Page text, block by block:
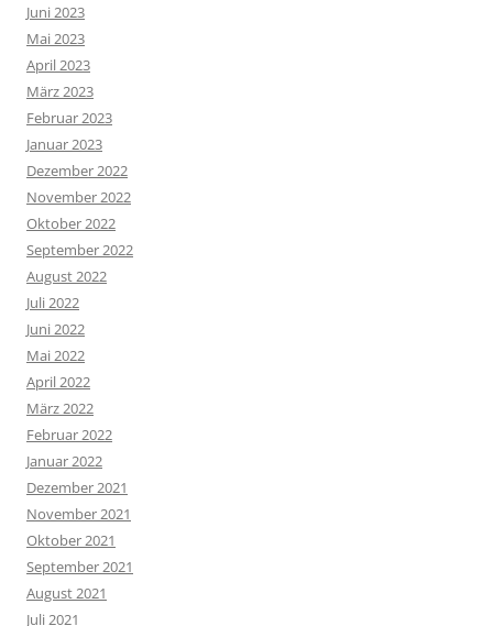
Juni 2023
Mai 2023
April 2023
März 2023
Februar 2023
Januar 2023
Dezember 2022
November 2022
Oktober 2022
September 2022
August 2022
Juli 2022
Juni 2022
Mai 2022
April 2022
März 2022
Februar 2022
Januar 2022
Dezember 2021
November 2021
Oktober 2021
September 2021
August 2021
Juli 2021